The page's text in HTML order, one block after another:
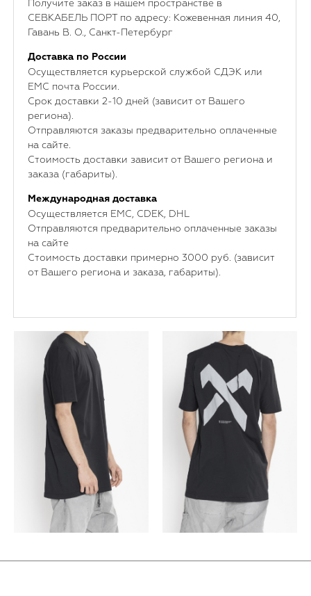
Получите заказ в нашем пространстве в
СЕВКАБЕЛЬ ПОРТ по адресу: Кожевенная линия 40,
Гавань В. О., Санкт-Петербург
Доставка по России
Осуществляется курьерской службой СДЭК или
ЕМС почта России.
Срок доставки 2-10 дней (зависит от Вашего
региона).
Отправляются заказы предварительно оплаченные
на сайте.
Стоимость доставки зависит от Вашего региона и
заказа (габариты).
Международная доставка
Осуществляется ЕМС, CDEK, DHL
Отправляются предварительно оплаченные заказы
на сайте
Стоимость доставки примерно 3000 руб. (зависит
от Вашего региона и заказа, габариты).